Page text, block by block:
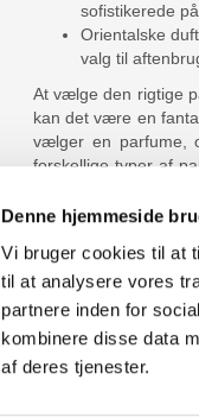
Denne hjemmeside
Vi bruger cookies til at
til at analysere vores
partnere inden for
kombinere disse data
af deres tjenester.
sofistikerede
Orientalske
valg til
At vælge den rigtige
kan det være en
vælger en parfume,
forskellige typer af
velduftende parfume.
Føniks
CVR.: